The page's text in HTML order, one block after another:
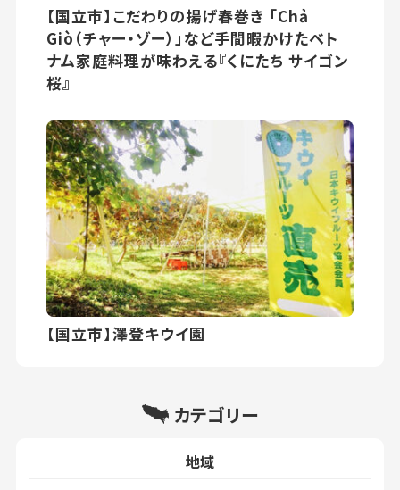
【国立市】こだわりの揚げ春巻き 「Chả
Giò（チャー・ゾー）」など手間暇かけたベト
ナム家庭料理が味わえる『くにたち サイゴン
桜』
【国立市】澤登キウイ園
カテゴリー
地域